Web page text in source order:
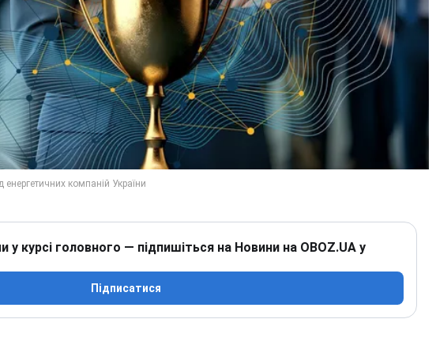
у курсі головного — підпишіться на Новини на OBOZ.UA у
Підписатися